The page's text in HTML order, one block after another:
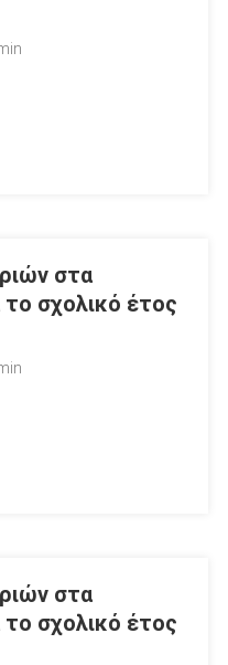
στα
το σχολικό έτος
στα
το σχολικό έτος